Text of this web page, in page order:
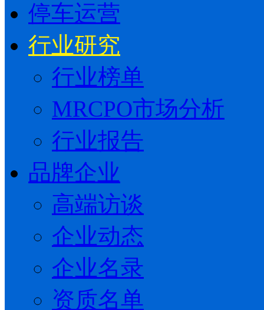
停车运营
行业研究
行业榜单
MRCPO市场分析
行业报告
品牌企业
高端访谈
企业动态
企业名录
资质名单